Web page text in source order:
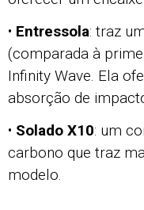
• Entressola: traz
(comparada à
Infinity Wave. Ela
absorção de
• Solado X10: um
carbono que traz
modelo.